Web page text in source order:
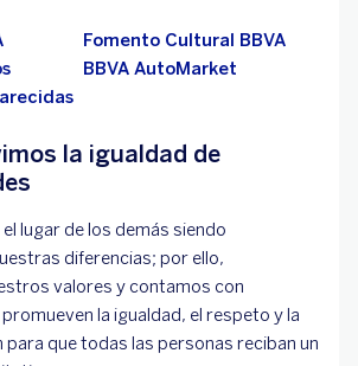
Fomento Cultural BBVA
BBVA AutoMarket
la igualdad de
lugar de los demás siendo
diferencias; por ello,
valores y contamos con
la igualdad, el respeto y la
que todas las personas reciban un